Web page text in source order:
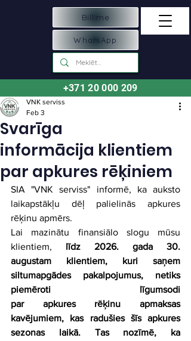
+371 20 000 209
Bill.me
WhatsApp
Svarīga
informācija klientiem
par apkures rēķiniem
VNK serviss
Feb 3
SIA "VNK serviss" informē, ka auksto
laikapstākļu dēļ palielinās apkures
rēķinu apmērs.
Lai mazinātu finansiālo slogu mūsu
klientiem, līdz 2026. gada 30.
augustam klientiem, kuri saņem
siltumapgādes pakalpojumus, netiks
piemēroti līgumsodi
par apkures rēķinu apmaksas
kavējumiem, kas radušies šīs apkures
sezonas laikā. Tas nozīmē, ka